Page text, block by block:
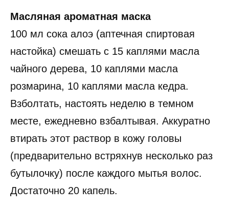
Масляная ароматная маска
100 мл сока алоэ (аптечная спиртовая
настойка) смешать с 15 каплями масла
чайного дерева, 10 каплями масла
розмарина, 10 каплями масла кедра.
Взболтать, настоять неделю в темном
месте, ежедневно взбалтывая. Аккуратно
втирать этот раствор в кожу головы
(предварительно встряхнув несколько раз
бутылочку) после каждого мытья волос.
Достаточно 20 капель.